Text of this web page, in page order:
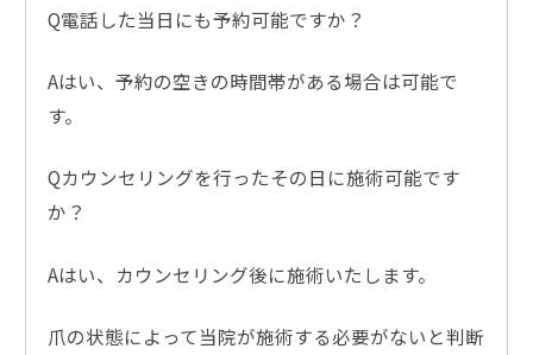
Q電話した当日にも予約可能ですか？
Aはい、予約の空きの時間帯がある場合は可能で
す。
Qカウンセリングを行ったその日に施術可能です
か？
Aはい、カウンセリング後に施術いたします。
爪の状態によって当院が施術する必要がないと判断